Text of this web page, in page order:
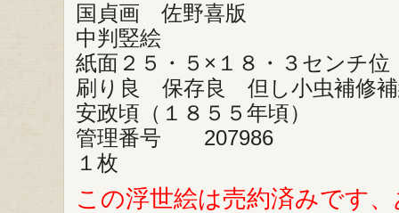
国貞画 佐野喜版
中判竪絵
紙面２５・５×１８・３センチ位
刷り良 保存良 但し小虫補修補
安政頃（１８５５年頃）
管理番号 207986
１枚
この浮世絵は売約済みです